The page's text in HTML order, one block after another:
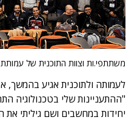
משתתפי.ות וצוות התוכנית של
לעמותה ולתוכנית אגיע בהמשך,
יחידות במחשבים ושם גיליתי את